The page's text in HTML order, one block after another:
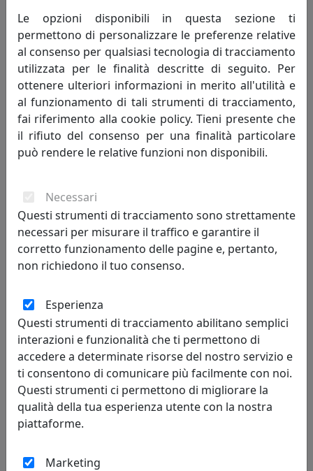
TAVOLINO BASSO, LINEA DRAPPEGGI, TRASPARENTE, CATALOGO
IPLEX, CODICE I00206042TAC
IPlex
316,00 €
TAVOLINO QUADRATO BASSO, LINEA DRAPPEGGI, BIANCO,
CATALOGO IPLEX, CODICE I00206085P01
IPlex
149,00 €
Le opzioni disponibili in questa sezione ti
permettono di personalizzare le preferenze relative
al consenso per qualsiasi tecnologia di tracciamento
utilizzata per le finalità descritte di seguito. Per
ottenere ulteriori informazioni in merito all'utilità e
al funzionamento di tali strumenti di tracciamento,
fai riferimento alla cookie policy. Tieni presente che
il rifiuto del consenso per una finalità particolare
può rendere le relative funzioni non disponibili.
Necessari
Questi strumenti di tracciamento sono strettamente
necessari per misurare il traffico e garantire il
corretto funzionamento delle pagine e, pertanto,
non richiedono il tuo consenso.
Esperienza
Questi strumenti di tracciamento abilitano semplici
interazioni e funzionalità che ti permettono di
accedere a determinate risorse del nostro servizio e
ti consentono di comunicare più facilmente con noi.
Questi strumenti ci permettono di migliorare la
qualità della tua esperienza utente con la nostra
piattaforme.
Marketing